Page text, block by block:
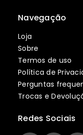
Navegação
Loja
Sobre
Termos de uso
Política de
Perguntas
Trocas e
Redes Sociais